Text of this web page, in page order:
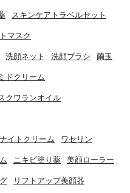
スキンケアトラベルセット
マスク
洗顔ネット 洗顔ブラシ 繭玉
ドクリーム
クワランオイル
ナイトクリーム ワセリン
ニキビ塗り薬 美顔ローラー
リフトアップ美顔器